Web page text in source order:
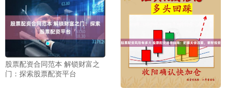
股票配资合同范本 解锁财富之
门：探索股票配资平台